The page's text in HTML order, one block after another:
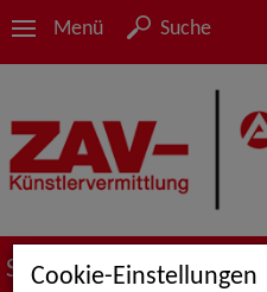
Menü Suche
Suche nach
Cookie-Einstellungen